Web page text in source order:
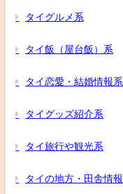
タイグルメ系
タイ飯（屋台飯）系
タイ恋愛・結婚情報系
タイグッズ紹介系
タイ旅行や観光系
タイの地方・田舎情報